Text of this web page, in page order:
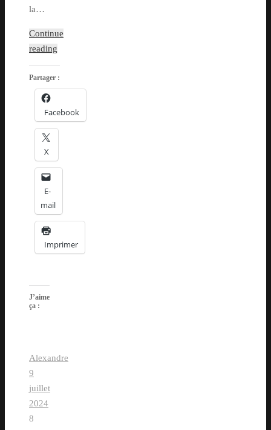
la…
Continue
reading
Partager :
Facebook
X
E-
mail
Imprimer
J’aime
ça :
Alexandre
9
juillet
2024
8